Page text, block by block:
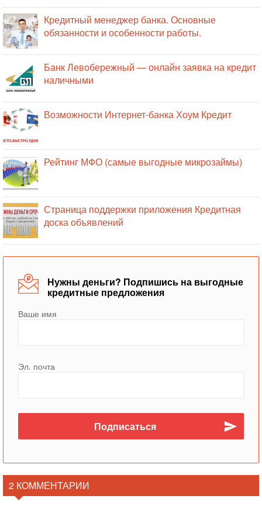
Кредитный менеджер банка. Основные
обязанности и особенности работы.
Банк Левобережный — онлайн заявка на кредит
наличными
Возможности Интернет-банка Хоум Кредит
Рейтинг МФО (самые выгодные микрозаймы)
Страница поддержки приложения Кредитная
доска объявлений
Нужны деньги? Подпишись на выгодные
кредитные предложения
Ваше имя
Эл. почта
2 КОММЕНТАРИИ